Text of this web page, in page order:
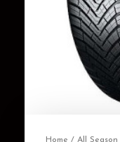
Home / All Season